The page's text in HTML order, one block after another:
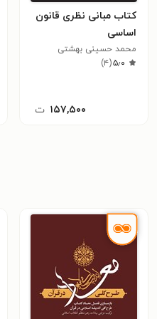
کتاب مبانی نظری قانون
اساسی
محمد حسینی بهشتی
۵٫۰(۴)
۱۵۷,۵۰۰ ت